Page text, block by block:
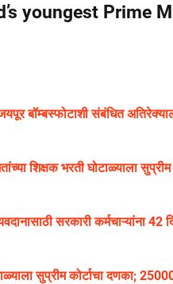
youngest Prime
बॉम्बस्फोटाशी संबंधित
शिक्षक भरती घोटाळ्याला सुप्रीम
सरकारी कर्मचाऱ्यांना 42
सुप्रीम कोर्टाचा दणका;